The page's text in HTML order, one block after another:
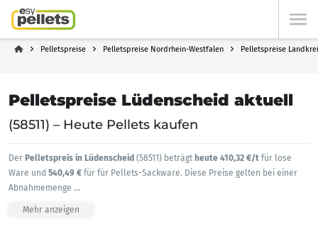
Pelletspreise Pelletspreise Nordrhein-Westfalen Pelletspreise
Pelletspreise Lüdenscheid aktuell
(58511) – Heute Pellets kaufen
Der Pelletspreis in Lüdenscheid (58511) beträgt heute 410,32 €/t für lose
Ware und 540,49 € für für Pellets-Sackware. Diese Preise gelten bei einer
Abnahmemenge ...
Mehr anzeigen